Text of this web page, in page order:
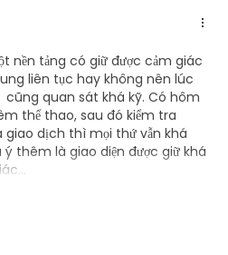
nền tảng có giữ được cảm giác
liên tục hay không nên lúc
cũng quan sát khá kỹ. Có hôm
thể thao, sau đó kiểm tra
dịch thì mọi thứ vẫn khá
thêm là giao diện được giữ khá